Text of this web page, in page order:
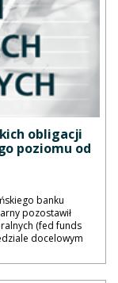
obligacji
poziomu od
banku
pozostawił
(fed funds
docelowym